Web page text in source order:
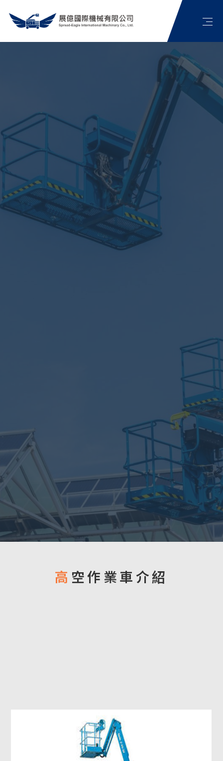
高空作業車介紹
最新消息
展億影片
實績相簿
高空作業車介紹